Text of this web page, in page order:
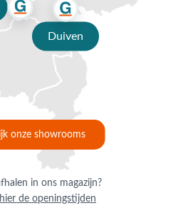
Duiven
onze showrooms
in ons magazijn?
de openingstijden